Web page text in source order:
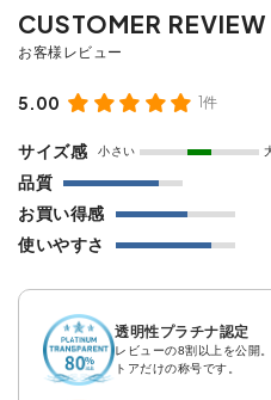
5.00 1件
サイズ感 小さい
品質
お買い得感
使いやすさ
透明性プラチナ認定
レビューの8割以上を公開
トアだけの称号です。